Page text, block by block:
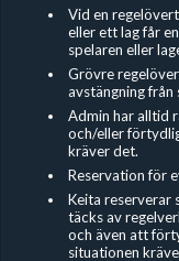
Vid en
eller ett lag får
spelaren eller
Grövre
avstängning från
Admin har alltid
och/eller
kräver det.
Reservation för
Keita reserverar
täcks av
och även att
situationen